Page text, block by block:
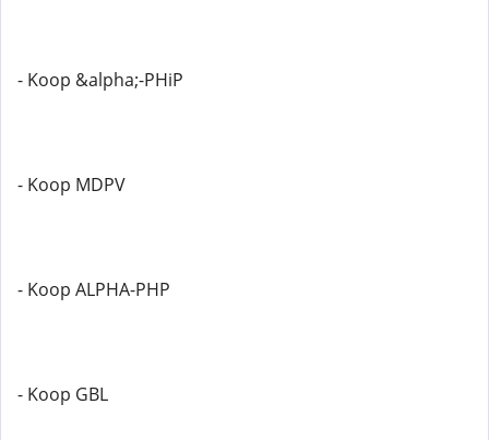
- Koop &alpha;-PHiP
- Koop MDPV
- Koop ALPHA-PHP
- Koop GBL